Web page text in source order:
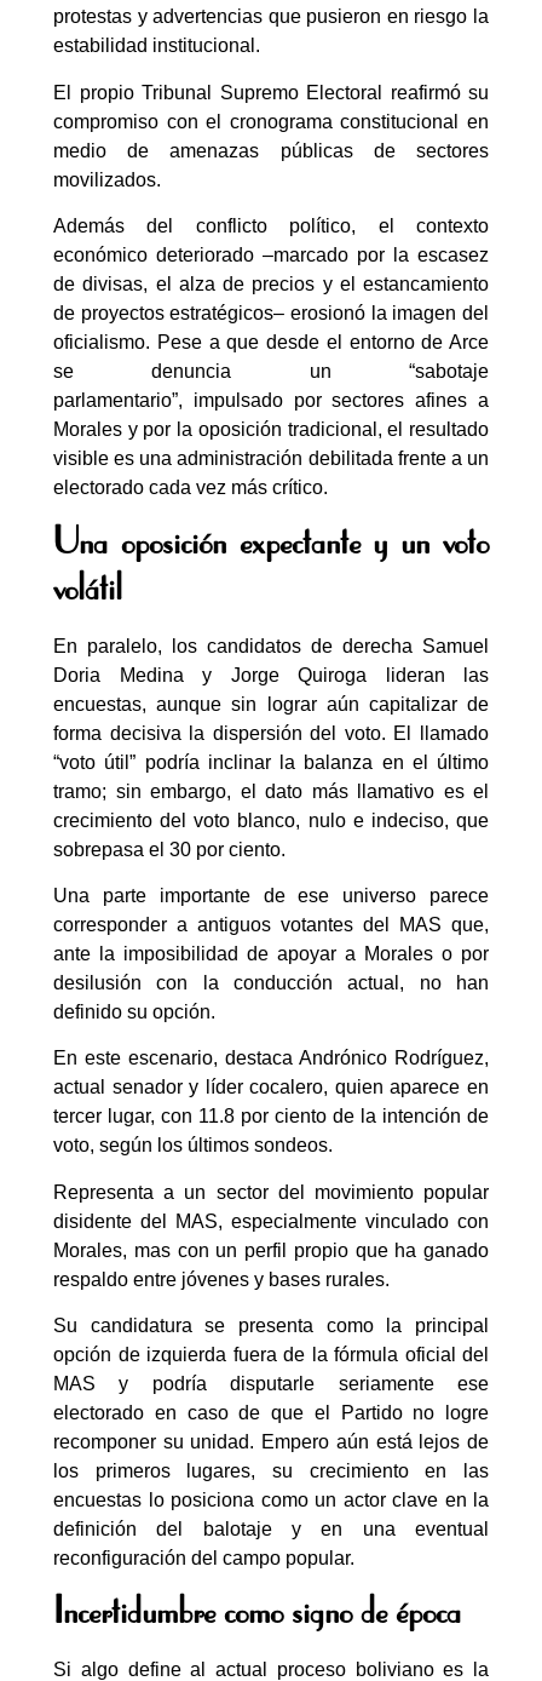
protestas y advertencias que pusieron en riesgo la
estabilidad institucional.
El propio Tribunal Supremo Electoral reafirmó su
compromiso con el cronograma constitucional en
medio de amenazas públicas de sectores
movilizados.
Además del conflicto político, el contexto
económico deteriorado –marcado por la escasez
de divisas, el alza de precios y el estancamiento
de proyectos estratégicos– erosionó la imagen del
oficialismo. Pese a que desde el entorno de Arce
se denuncia un “sabotaje
parlamentario”, impulsado por sectores afines a
Morales y por la oposición tradicional, el resultado
visible es una administración debilitada frente a un
electorado cada vez más crítico.
Una oposición expectante y un voto
volátil
En paralelo, los candidatos de derecha Samuel
Doria Medina y Jorge Quiroga lideran las
encuestas, aunque sin lograr aún capitalizar de
forma decisiva la dispersión del voto. El llamado
“voto útil” podría inclinar la balanza en el último
tramo; sin embargo, el dato más llamativo es el
crecimiento del voto blanco, nulo e indeciso, que
sobrepasa el 30 por ciento.
Una parte importante de ese universo parece
corresponder a antiguos votantes del MAS que,
ante la imposibilidad de apoyar a Morales o por
desilusión con la conducción actual, no han
definido su opción.
En este escenario, destaca Andrónico Rodríguez,
actual senador y líder cocalero, quien aparece en
tercer lugar, con 11.8 por ciento de la intención de
voto, según los últimos sondeos.
Representa a un sector del movimiento popular
disidente del MAS, especialmente vinculado con
Morales, mas con un perfil propio que ha ganado
respaldo entre jóvenes y bases rurales.
Su candidatura se presenta como la principal
opción de izquierda fuera de la fórmula oficial del
MAS y podría disputarle seriamente ese
electorado en caso de que el Partido no logre
recomponer su unidad. Empero aún está lejos de
los primeros lugares, su crecimiento en las
encuestas lo posiciona como un actor clave en la
definición del balotaje y en una eventual
reconfiguración del campo popular.
Incertidumbre como signo de época
Si algo define al actual proceso boliviano es la